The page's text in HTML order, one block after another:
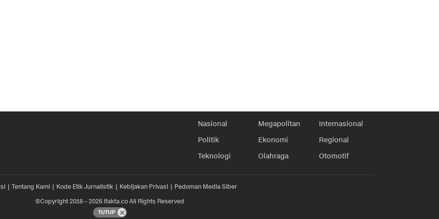
Nasional Megapolitan
Internasional
Politik
Ekonomi
Regional
Teknologi
Olahraga Otomotif
Tentang Kami Kode Etik Jurnalistik Kebijakan Privasi
Pedoman Media Siber
©Copyright 2018 – 2026 ifakta.co All Rights Reserved
TUTUP